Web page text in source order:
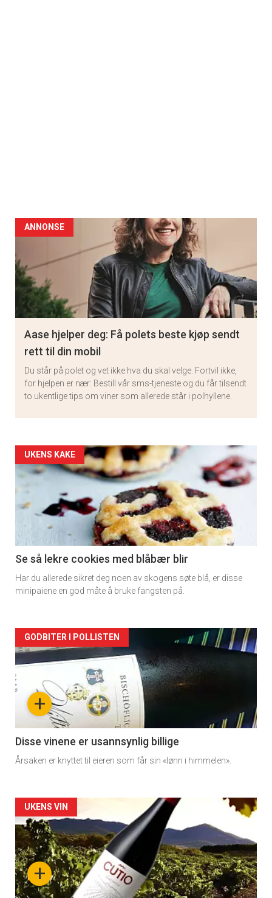
ANNONSE
Aase hjelper deg: Få polets beste kjøp sendt
rett til din mobil
Du står på polet og vet ikke hva du skal velge. Fortvil ikke,
for hjelpen er nær: Bestill vår sms-tjeneste og du får tilsendt
to ukentlige tips om viner som allerede står i polhyllene.
Artikler
detail
-
section
11
UKENS KAKE
Se så lekre cookies med blåbær blir
Har du allerede sikret deg noen av skogens søte blå, er disse
minipaiene en god måte å bruke fangsten på.
Artikler
detail
-
section
11
Dagens
rett
+
GODBITER I POLLISTEN
Disse vinene er usannsynlig billige
Årsaken er knyttet til eieren som får sin «lønn i himmelen».
Artikler
detail
-
section
+
UKENS VIN